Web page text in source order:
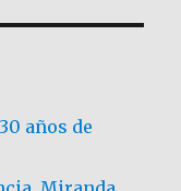
años de